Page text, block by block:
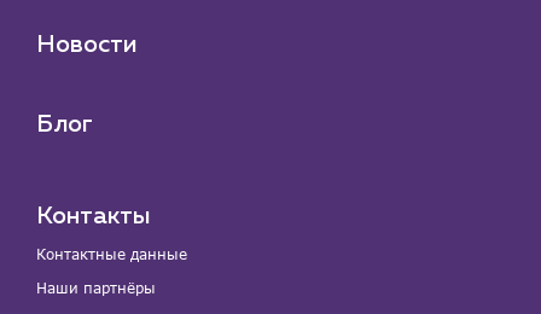
Новости
Блог
Контакты
Контактные данные
Наши партнёры